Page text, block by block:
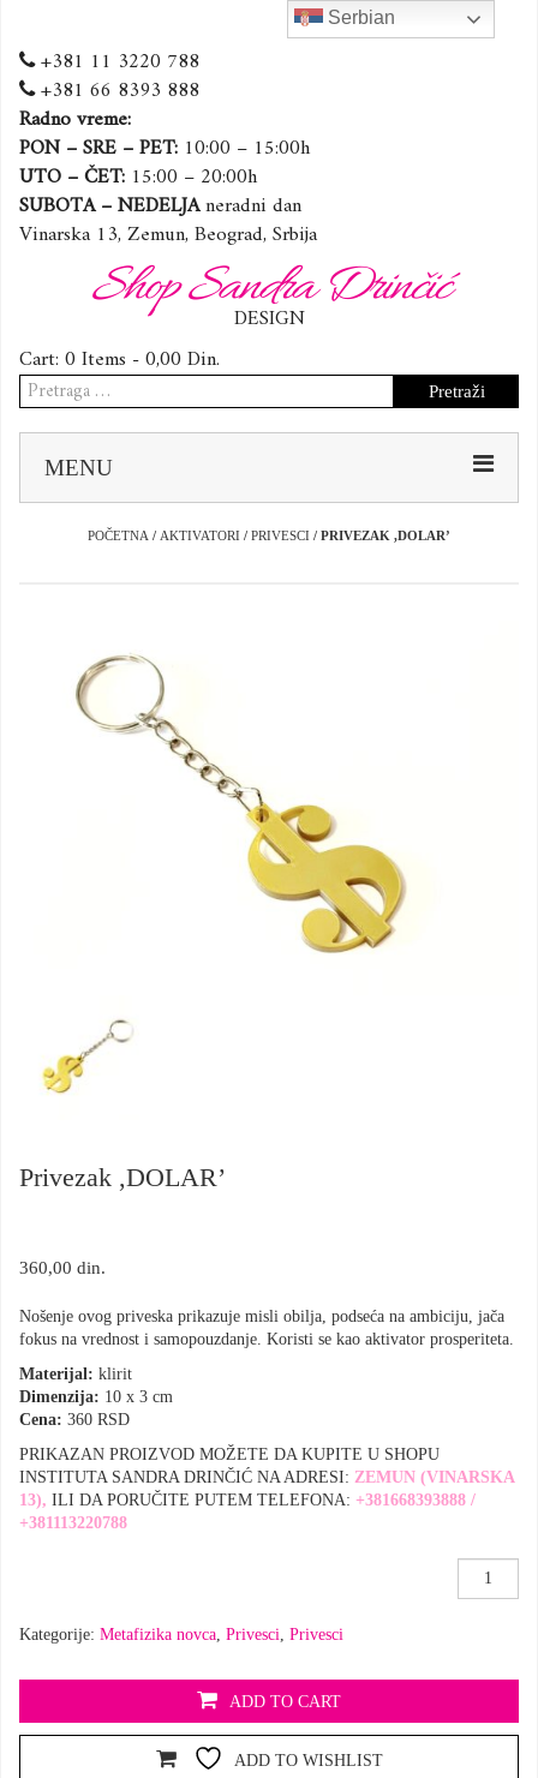
+381 11 3220 788
+381 66 8393 888
Radno vreme:
PON – SRE – PET: 10:00 – 15:00h
UTO – ČET: 15:00 – 20:00h
SUBOTA – NEDELJAneradni dan
Vinarska 13, Zemun, Beograd, Srbija
Shop Sandra Drinčić
DESIGN
Cart: 0 Items -0,00 Din.
Pretraga
za:
MENU
POČETNA / AKTIVATORI / PRIVESCI / PRIVEZAK ,DOLAR’
Privezak ,DOLAR’
360,00 din.
Nošenje ovog priveska prikazuje misli obilja, podseća na ambiciju, jača
fokus na vrednost i samopouzdanje. Koristi se kao aktivator prosperiteta.
Materijal: klirit
Dimenzija: 10 x 3 cm
Cena: 360 RSD
PRIKAZAN PROIZVOD MOŽETE DA KUPITE U SHOPU
INSTITUTA SANDRA DRINČIĆ NA ADRESI: ZEMUN (VINARSKA
13), ILI DA PORUČITE PUTEM TELEFONA: +381668393888 /
+381113220788
Privezak
Kategorije: Metafizika novca, Privesci, Privesci
ADD TO CART
ADD TO WISHLIST
Serbian